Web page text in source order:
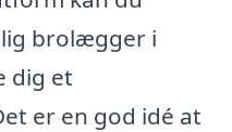
brolægger i
dig et
er en god idé at